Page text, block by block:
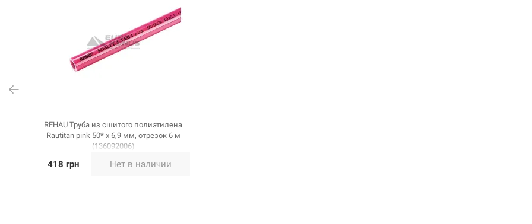
REHAU Труба из сшитого полиэтилена
Rautitan pink 50* x 6,9 мм, отрезок 6 м
(136092006)
418 грн Нет в наличии